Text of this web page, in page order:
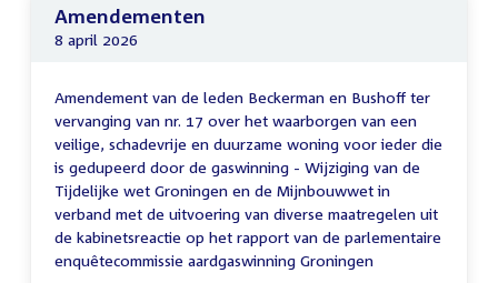
Amendementen
8 april 2026
Amendement van de leden Beckerman en Bushoff ter
vervanging van nr. 17 over het waarborgen van een
veilige, schadevrije en duurzame woning voor ieder die
is gedupeerd door de gaswinning - Wijziging van de
Tijdelijke wet Groningen en de Mijnbouwwet in
verband met de uitvoering van diverse maatregelen uit
de kabinetsreactie op het rapport van de parlementaire
enquêtecommissie aardgaswinning Groningen